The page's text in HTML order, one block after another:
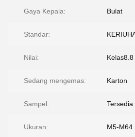
Gaya Kepala: Bulat
Standar:
Nilai: Kelas8.8
Sedang mengemas: Karton
Sampel: Tersedia
Ukuran: M5-M64